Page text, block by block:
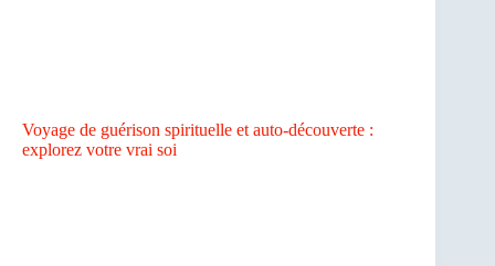
Voyage de guérison spirituelle et auto-découverte :
explorez votre vrai soi